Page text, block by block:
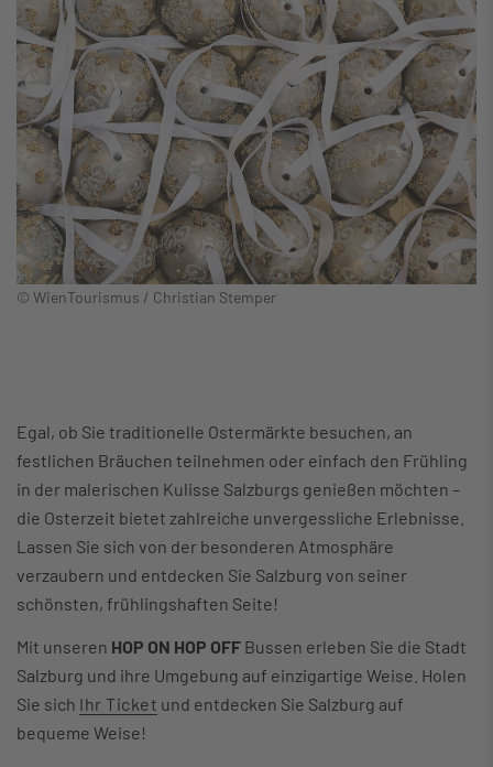
© WienTourismus / Christian Stemper
Egal, ob Sie traditionelle Ostermärkte besuchen, an
festlichen Bräuchen teilnehmen oder einfach den Frühling
in der malerischen Kulisse Salzburgs genießen möchten –
die Osterzeit bietet zahlreiche unvergessliche Erlebnisse.
Lassen Sie sich von der besonderen Atmosphäre
verzaubern und entdecken Sie Salzburg von seiner
schönsten, frühlingshaften Seite!
Mit unseren HOP ON HOP OFF Bussen erleben Sie die Stadt
Salzburg und ihre Umgebung auf einzigartige Weise. Holen
Sie sich Ihr Ticket und entdecken Sie Salzburg auf
bequeme Weise!